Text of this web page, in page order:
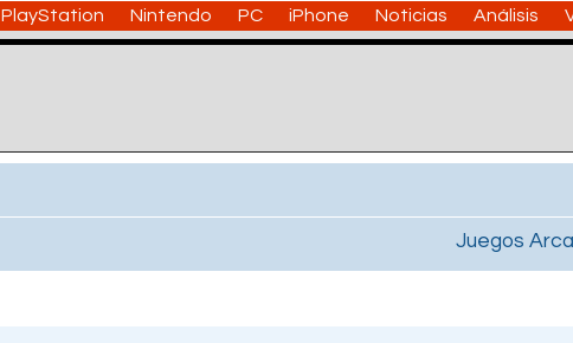
PlayStation Nintendo PC iPhone Noticias Análisis
Juegos